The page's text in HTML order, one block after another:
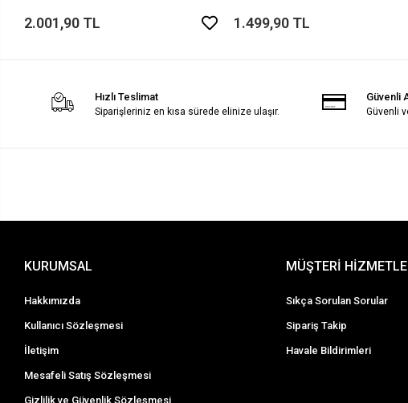
2.001,90 TL 1.499,90 TL
Hızlı Teslimat
Siparişleriniz en kısa sürede elinize ulaşır.
Güvenli
Güvenli
KURUMSAL
Hakkımızda
Kullanıcı Sözleşmesi
İletişim
Mesafeli Satış Sözleşmesi
Gizlilik ve Güvenlik Sözleşmesi
MÜŞTERİ
Sıkça Sorulan Sorular
Sipariş Takip
Havale Bildirimleri